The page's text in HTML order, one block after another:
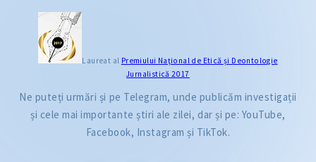
Laureat al Premiului Naţional de Etică și Deontologie
Jurnalistică 2017
Ne puteți urmări și pe Telegram, unde publicăm investigații
și cele mai importante știri ale zilei, dar și pe: YouTube,
Facebook, Instagram și TikTok.